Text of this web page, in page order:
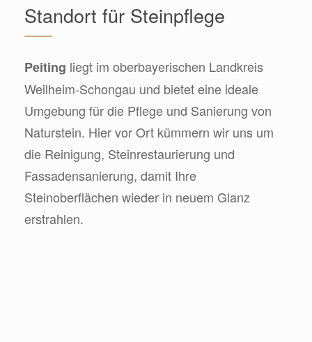
Standort für Steinpflege
Peiting liegt im oberbayerischen Landkreis
Weilheim-Schongau und bietet eine ideale
Umgebung für die Pflege und Sanierung von
Naturstein. Hier vor Ort kümmern wir uns um
die Reinigung, Steinrestaurierung und
Fassadensanierung, damit Ihre
Steinoberflächen wieder in neuem Glanz
erstrahlen.